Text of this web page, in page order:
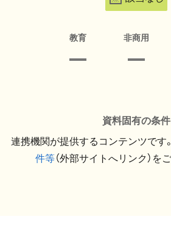
教育 非商用
資料固有の条件
連携機関が提供するコンテンツです。
件等（外部サイトへリンク）を